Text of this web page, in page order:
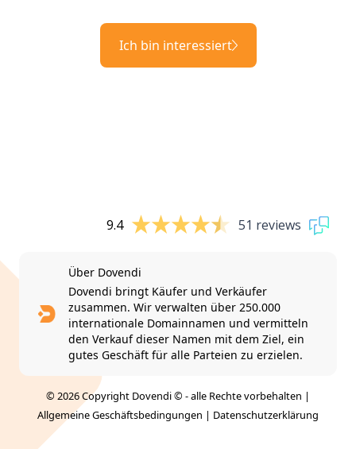
Ich bin interessiert
9.4 51 reviews
Über Dovendi
Dovendi bringt Käufer und Verkäufer
zusammen. Wir verwalten über 250.000
internationale Domainnamen und vermitteln
den Verkauf dieser Namen mit dem Ziel, ein
gutes Geschäft für alle Parteien zu erzielen.
© 2026 Copyright Dovendi © - alle Rechte vorbehalten |
Allgemeine Geschäftsbedingungen | Datenschutzerklärung